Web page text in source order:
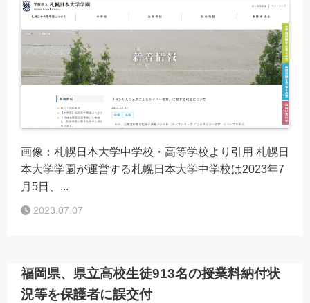
画像：札幌日本大学中学校・高等学校より引用 札幌日
本大学学園が運営する札幌日本大学中学校は2023年7
月5日、...
2023.07.07
福岡県、県立高校生徒913名の授業料納付状
況等を保護者に誤交付